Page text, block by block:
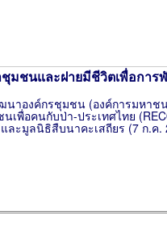
มชนและฝายมีชีวิตเพื่อกา
นาองค์กรชุมชน (องค์การมหาช
พื่อคนกับป่า-ประเทศไทย
ะมูลนิธิสืบนาคะเสถียร (7 ก.ค.